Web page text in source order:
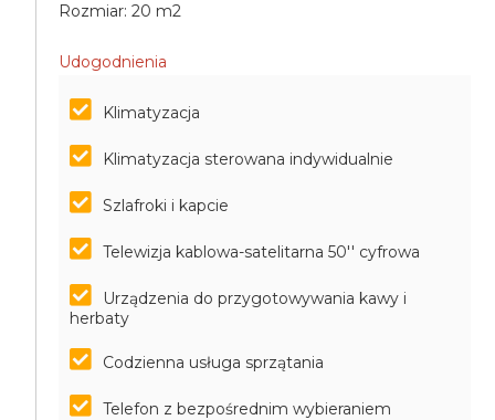
Rozmiar: 20 m2
Udogodnienia
Klimatyzacja
Klimatyzacja sterowana indywidualnie
Szlafroki i kapcie
Telewizja kablowa-satelitarna 50'' cyfrowa
Urządzenia do przygotowywania kawy i
herbaty
Codzienna usługa sprzątania
Telefon z bezpośrednim wybieraniem